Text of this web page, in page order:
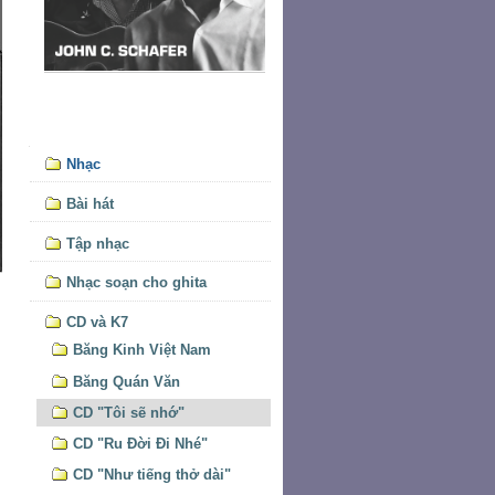
Mục
định
hướng
Nhạc
Bài hát
Tập nhạc
Nhạc soạn cho ghita
CD và K7
Băng Kinh Việt Nam
Băng Quán Văn
CD "Tôi sẽ nhớ"
CD "Ru Đời Đi Nhé"
CD "Như tiếng thở dài"